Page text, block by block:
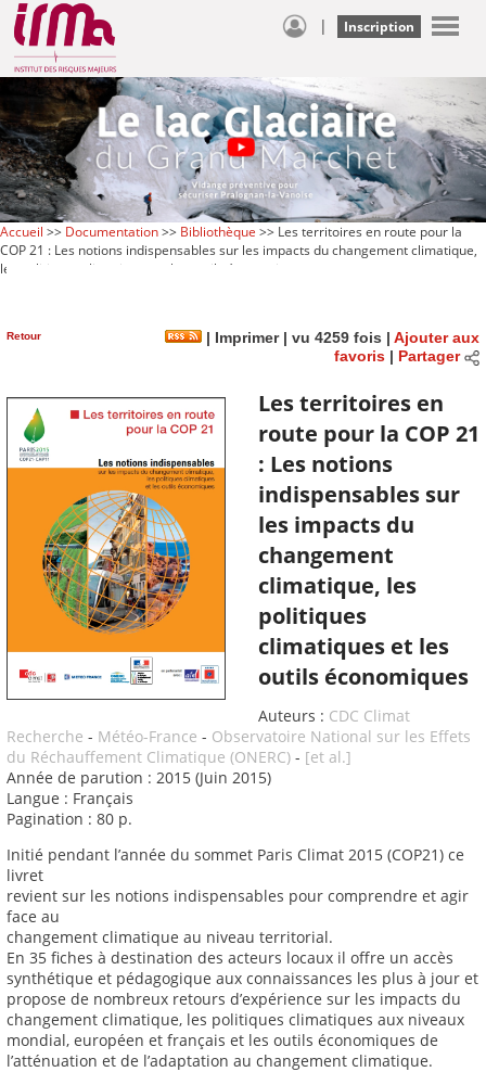
| Inscription
Accueil >> Documentation>> Bibliothèque >> Les territoires en route pour la
COP 21 : Les notions indispensables sur les impacts du changement climatique,
les politiques climatiques et les outils économiques
Retour | Imprimer| vu 4259 fois | Ajouter aux
favoris| Partager
Les territoires en
route pour la COP 21
: Les notions
indispensables sur
les impacts du
changement
climatique, les
politiques
climatiques et les
outils économiques
Auteurs : CDC Climat
Recherche - Météo-France - Observatoire National sur les Effets
du Réchauffement Climatique (ONERC) - [et al.]
Année de parution : 2015 (Juin 2015)
Langue : Français
Pagination : 80 p.
Initié pendant l’année du sommet Paris Climat 2015 (COP21) ce
livret
revient sur les notions indispensables pour comprendre et agir
face au
changement climatique au niveau territorial.
En 35 fiches à destination des acteurs locaux il offre un accès
synthétique et pédagogique aux connaissances les plus à jour et
propose de nombreux retours d’expérience sur les impacts du
changement climatique, les politiques climatiques aux niveaux
mondial, européen et français et les outils économiques de
l’atténuation et de l’adaptation au changement climatique.